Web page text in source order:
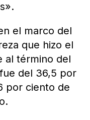
el marco del
que hizo el
al término del
del 36,5 por
por ciento de